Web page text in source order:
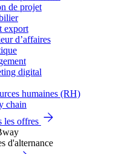
de projet
export
d’affaires
digital
humaines (RH)
chain
les offres
d'alternance